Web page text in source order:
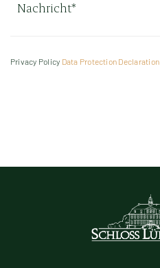
Privacy Policy Data Protection Declaration